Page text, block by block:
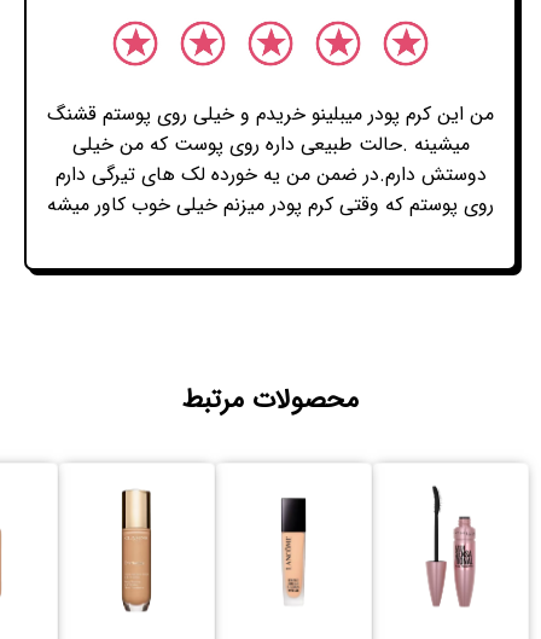
من این کرم پودر میبلینو خریدم و خیلی روی پوستم قشنگ
میشینه .حالت طبیعی داره روی پوست که من خیلی
دوستش دارم.در ضمن من یه خورده لک های تیرگی دارم
روی پوستم که وقتی کرم پودر میزنم خیلی خوب کاور میشه
محصولات مرتبط